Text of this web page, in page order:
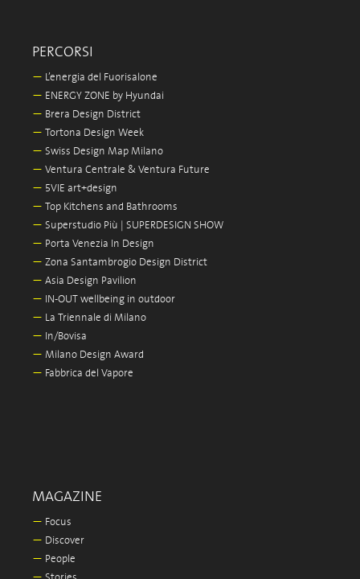
PERCORSI
— L’energia del Fuorisalone
— ENERGY ZONE by Hyundai
— Brera Design District
— Tortona Design Week
— Swiss Design Map Milano
— Ventura Centrale & Ventura Future
— 5VIE art+design
— Top Kitchens and Bathrooms
— Superstudio Più | SUPERDESIGN SHOW
— Porta Venezia In Design
— Zona Santambrogio Design District
— Asia Design Pavilion
— IN-OUT wellbeing in outdoor
— La Triennale di Milano
— In/Bovisa
— Milano Design Award
— Fabbrica del Vapore
MAGAZINE
— Focus
— Discover
— People